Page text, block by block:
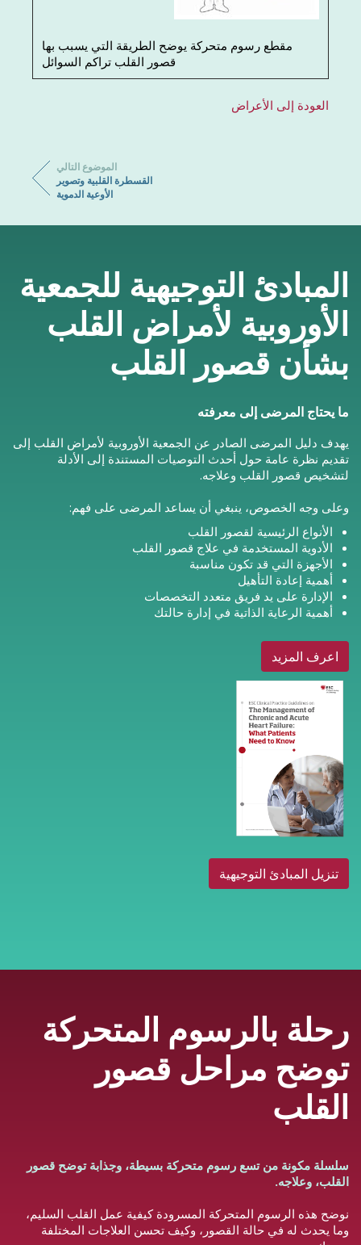
مقطع رسوم متحركة يوضح الطريقة التي يسبب بها
قصور القلب تراكم السوائل
العودة إلى الأعراض
الموضوع التالي
القسطرة القلبية وتصوير
الأوعية الدموية
المبادئ التوجيهية للجمعية
الأوروبية لأمراض القلب
بشأن قصور القلب
ما يحتاج المرضى إلى معرفته
يهدف دليل المرضى الصادر عن الجمعية الأوروبية لأمراض القلب إلى
تقديم نظرة عامة حول أحدث التوصيات المستندة إلى الأدلة
لتشخيص قصور القلب وعلاجه.
وعلى وجه الخصوص، ينبغي أن يساعد المرضى على فهم:
الأنواع الرئيسية لقصور القلب
الأدوية المستخدمة في علاج قصور القلب
الأجهزة التي قد تكون مناسبة
أهمية إعادة التأهيل
الإدارة على يد فريق متعدد التخصصات
أهمية الرعاية الذاتية في إدارة حالتك
اعرف المزيد
تنزيل المبادئ التوجيهية
رحلة بالرسوم المتحركة
توضح مراحل قصور
القلب
سلسلة مكونة من تسع رسوم متحركة بسيطة، وجذابة توضح قصور
القلب، وعلاجه.
نوضح هذه الرسوم المتحركة المسرودة كيفية عمل القلب السليم،
وما يحدث له في حالة القصور، وكيف تحسن العلاجات المختلفة